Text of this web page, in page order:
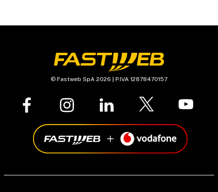
© Fastweb SpA 2026 | P.IVA 12878470157